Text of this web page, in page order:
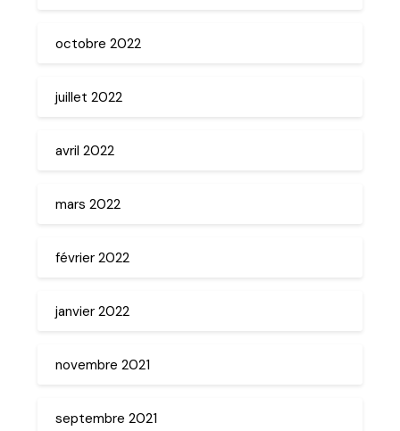
octobre 2022
juillet 2022
avril 2022
mars 2022
février 2022
janvier 2022
novembre 2021
septembre 2021